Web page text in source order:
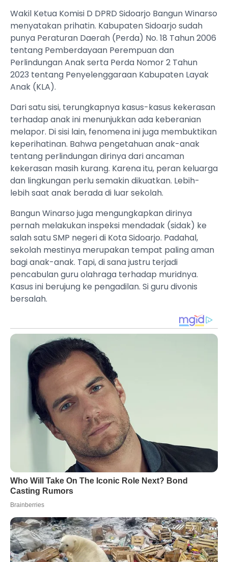
Wakil Ketua Komisi D DPRD Sidoarjo Bangun Winarso
menyatakan prihatin. Kabupaten Sidoarjo sudah
punya Peraturan Daerah (Perda) No. 18 Tahun 2006
tentang Pemberdayaan Perempuan dan
Perlindungan Anak serta Perda Nomor 2 Tahun
2023 tentang Penyelenggaraan Kabupaten Layak
Anak (KLA).
Dari satu sisi, terungkapnya kasus-kasus kekerasan
terhadap anak ini menunjukkan ada keberanian
melapor. Di sisi lain, fenomena ini juga membuktikan
keperihatinan. Bahwa pengetahuan anak-anak
tentang perlindungan dirinya dari ancaman
kekerasan masih kurang. Karena itu, peran keluarga
dan lingkungan perlu semakin dikuatkan. Lebih-
lebih saat anak berada di luar sekolah.
Bangun Winarso juga mengungkapkan dirinya
pernah melakukan inspeksi mendadak (sidak) ke
salah satu SMP negeri di Kota Sidoarjo. Padahal,
sekolah mestinya merupakan tempat paling aman
bagi anak-anak. Tapi, di sana justru terjadi
pencabulan guru olahraga terhadap muridnya.
Kasus ini berujung ke pengadilan. Si guru divonis
bersalah.